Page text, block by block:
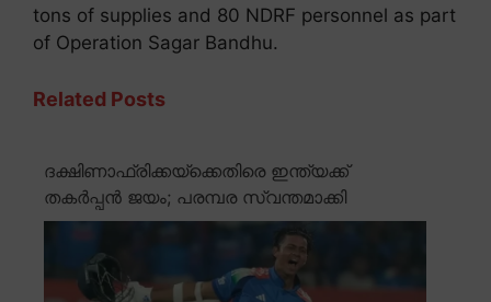
tons of supplies and 80 NDRF personnel as part
of Operation Sagar Bandhu.
Related Posts
ദക്ഷിണാഫ്രിക്കയ്ക്കെതിരെ ഇന്ത്യക്ക്
തകർപ്പൻ ജയം; പരമ്പര സ്വന്തമാക്കി